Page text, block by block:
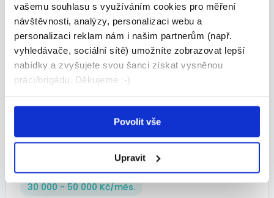
vašemu souhlasu s využíváním cookies pro měření
návštěvnosti, analýzy, personalizaci webu a
personalizaci reklam nám i našim partnerům (např.
vyhledávače, sociální sítě) umožníte zobrazovat lepší
nabídky a zvyšujete svou šanci získat vysněnou
práci/brigádu. Děkujeme :-)
Povolit vše
Upravit
Podobné nabídky
Koordinátor projektů v oblasti
kvality | Brno a okolí
30 000 - 50 000 Kč/měs.